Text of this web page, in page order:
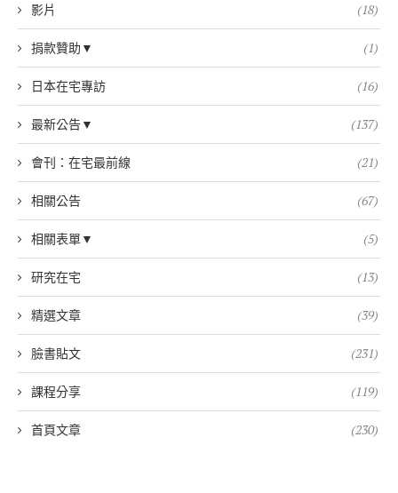
影片 (18)
捐款贊助▼ (1)
日本在宅專訪 (16)
最新公告▼ (137)
會刊：在宅最前線 (21)
相關公告 (67)
相關表單▼ (5)
研究在宅 (13)
精選文章 (39)
臉書貼文 (231)
課程分享 (119)
首頁文章 (230)